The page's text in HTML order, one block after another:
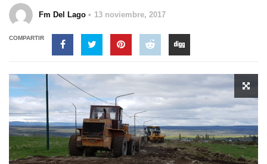
Fm Del Lago 13 noviembre, 2017
COMPARTIR